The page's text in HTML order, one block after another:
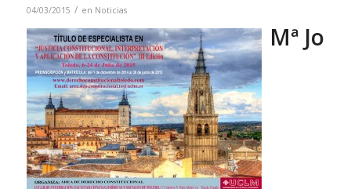
04/03/2015 / en Noticias
Mª Jo